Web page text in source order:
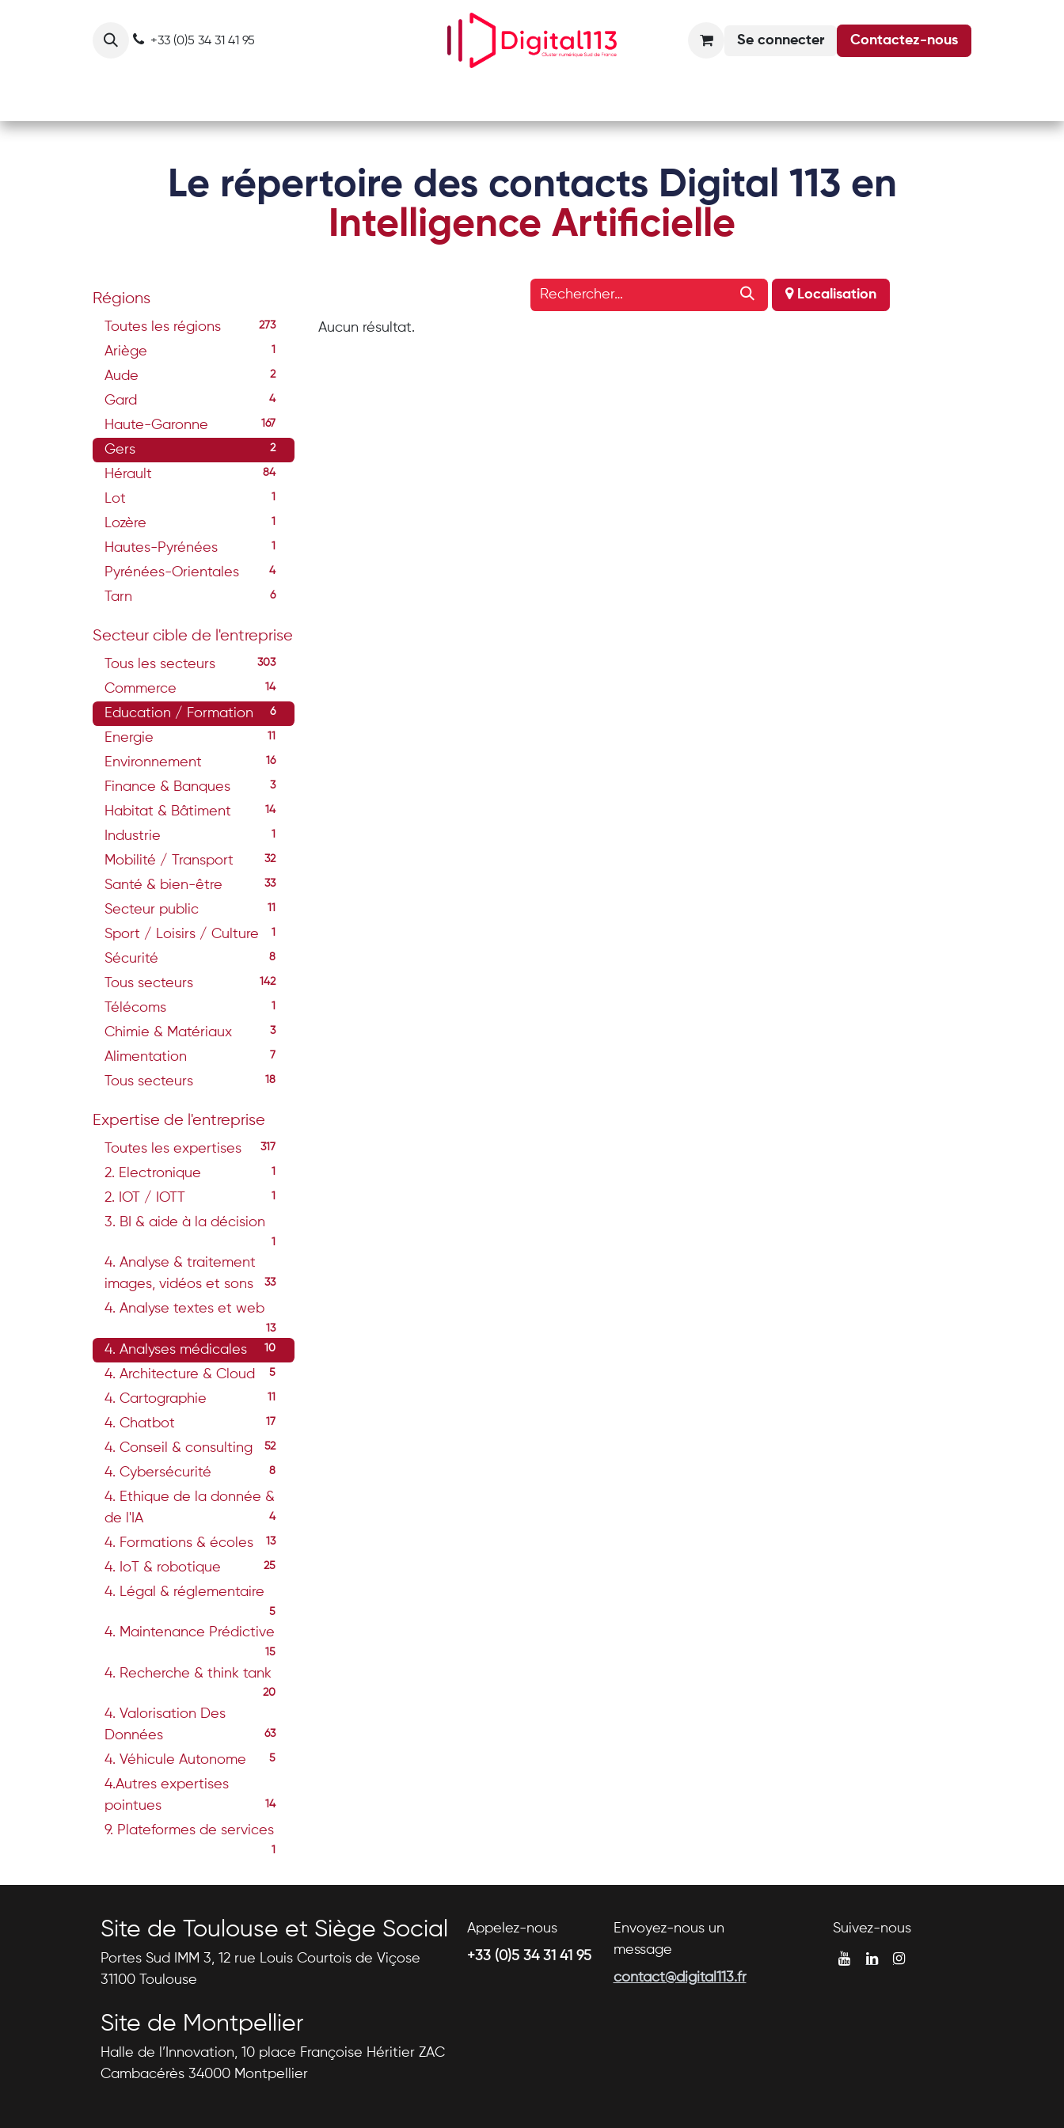
+33 (0)5 34 31 41 95 Se connecter Contactez-nous
Le répertoire des contacts Digital 113 en
Intelligence Artificielle
Régions
Toutes les régions 273
Ariège 1
Aude 2
Gard 4
Haute-Garonne 167
Gers 2
Hérault 84
Lot 1
Lozère 1
Hautes-Pyrénées 1
Pyrénées-Orientales 4
Tarn 6
Secteur cible de l'entreprise
Tous les secteurs 303
Commerce 14
Education / Formation 6
Energie 11
Environnement 16
Finance & Banques 3
Habitat & Bâtiment 14
Industrie 1
Mobilité / Transport 32
Santé & bien-être 33
Secteur public 11
Sport / Loisirs / Culture 1
Sécurité 8
Tous secteurs 142
Télécoms 1
Chimie & Matériaux 3
Alimentation 7
Tous secteurs 18
Expertise de l'entreprise
Toutes les expertises 317
2. Electronique 1
2. IOT / IOTT 1
3. BI & aide à la décision
1
4. Analyse & traitement
images, vidéos et sons
33
4. Analyse textes et web
13
4. Analyses médicales 10
4. Architecture & Cloud 5
4. Cartographie 11
4. Chatbot 17
4. Conseil & consulting 52
4. Cybersécurité 8
4. Ethique de la donnée &
de l'IA
4
4. Formations & écoles 13
4. IoT & robotique 25
4. Légal & réglementaire
5
4. Maintenance Prédictive
15
4. Recherche & think tank
20
4. Valorisation Des
Données
63
4. Véhicule Autonome 5
4.Autres expertises
pointues
14
9. Plateformes de services
1
Localisation
Aucun résultat.
Site de Toulouse et Siège Social
Portes Sud IMM 3, 12 rue Louis Courtois de Viçose
31100 Toulouse
Site de Montpellier
Halle de l’Innovation, 10 place Françoise Héritier ZAC
Cambacérès 34000 Montpellier
Appelez-nous
+33 (0)5 34 31 41 95
Envoyez-nous un
message
contact@digital113.fr
Suivez-nous